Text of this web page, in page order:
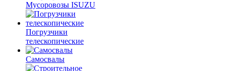
Мусоровозы ISUZU
Погрузчики
телескопические
Самосвалы